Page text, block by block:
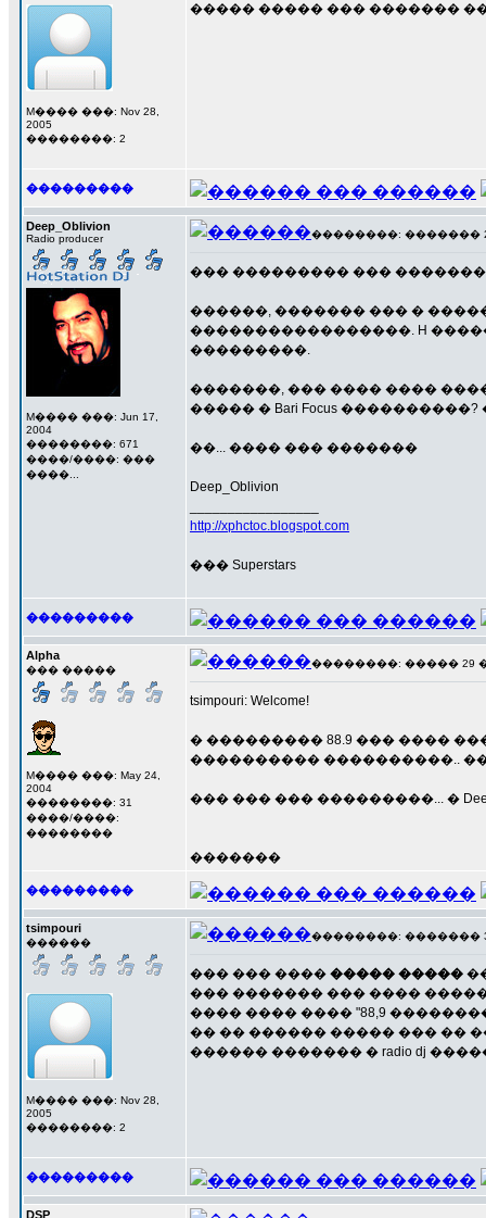
M���� ���: Nov 28,
2005
��������: 2
����� ����� ��� �������
���������
Deep_Oblivion
Radio producer
M���� ���: Jun 17,
2004
��������: 671
����/����: ���
����...
��������: ������� 28
��� ��������� ���
������, ������� ��� �
�����������������. H
���������.
�������, ��� ���� ����
����� � Bari Focus
��... ���� ��� �������
Deep_Oblivion
http://xphctoc.blogspot.com
��� Superstars
���������
Alpha
��� �����
M���� ���: May 24,
2004
��������: 31
����/����:
��������
��������: ����� 29 ���
tsimpouri: Welcome!
� ��������� 88.9 ��� ����
���������� ����������..
��� ��� ��� ���������... �
�������
���������
tsimpouri
������
M���� ���: Nov 28,
2005
��������: 2
��������: ������� 30
��� ��� ���� ����� �����
��� ������� ��� ����
���� ���� ���� "88,9
�� �� ������ ����� ��� ��
������ ������� � radio dj
���������
DSP